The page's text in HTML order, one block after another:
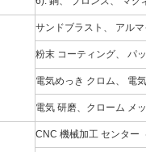
サンドブラスト、 アル
粉末 コーティング、 パ
電気めっき クロム、 電
電気 研磨、クローム メ
CNC 機械加工 センター